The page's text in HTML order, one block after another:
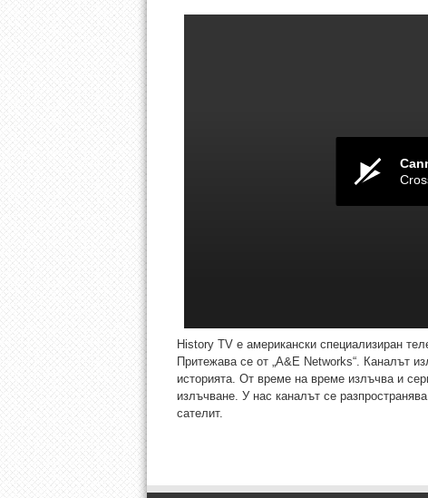
History TV е американски специализиран
Притежава се от „A&E Networks“. Каналът
историята. От време на време излъчва и
излъчване. У нас каналът се
сателит.